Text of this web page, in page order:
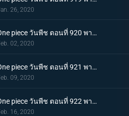
26, 2020
One piece วันพีช ตอนที่ 920 พากย์ไทย ร้านสุดดัง! โซบะหมายเลข 18 ของซันจิ!
02, 2020
One piece วันพีช ตอนที่ 921 พากย์ไทย ความงดงามตระการตา สาวงามแห่งประเทศวาโนะ โคมุราซากิ
09, 2020
One piece วันพีช ตอนที่ 922 พากย์ไทย ตำนานลูกผู้ชาย! การเดินทางของโซโลและโทโนะยาสุ!
16, 2020